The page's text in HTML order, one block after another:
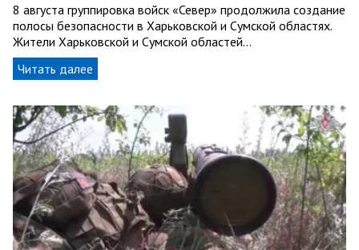
8 августа группировка войск «Север» продолжила создание
полосы безопасности в Харьковской и Сумской областях.
Жители Харьковской и Сумской областей…
Читать далее